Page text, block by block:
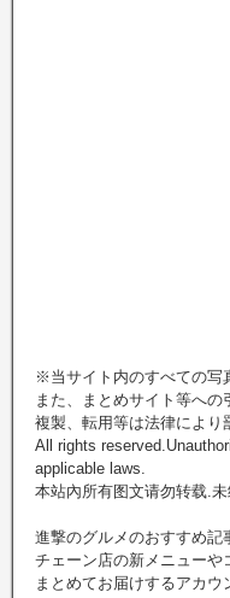
※当サイト内のすべての写
また、まとめサイト等への
複製、転用等は法律により
All rights
applicable laws.
本站內所有图文请勿转载.
進撃のグルメのおすすめ記
チェーン店の新メニューや
まとめてお届けするアカ